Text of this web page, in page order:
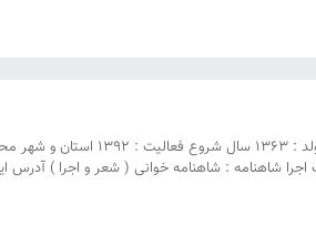
نام و نام خانوادگی :
شاهنامه : شاهنامه خوانی ( شعر و اجرا ) آدرس